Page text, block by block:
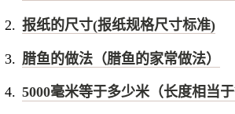
报纸的尺寸(报纸规格尺寸标准)
腊鱼的做法（腊鱼的家常做法）
5000毫米等于多少米（长度相当于